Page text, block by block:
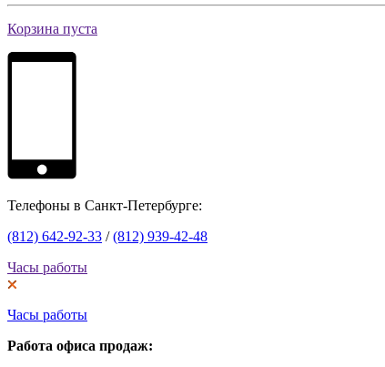
Корзина пуста
Телефоны в Санкт-Петербурге:
(812) 642-92-33 /(812) 939-42-48
Часы работы
Часы работы
Работа офиса продаж: